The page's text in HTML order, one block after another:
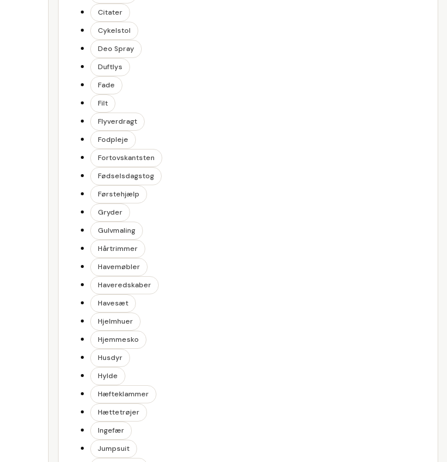
Citater
Cykelstol
Deo Spray
Duftlys
Fade
Filt
Flyverdragt
Fodpleje
Fortovskantsten
Fødselsdagstog
Førstehjælp
Gryder
Gulvmaling
Hårtrimmer
Havemøbler
Haveredskaber
Havesæt
Hjelmhuer
Hjemmesko
Husdyr
Hylde
Hæfteklammer
Hættetrøjer
Ingefær
Jumpsuit